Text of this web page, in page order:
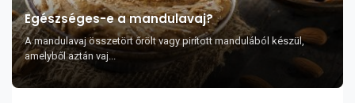
Egészséges-e a mandulavaj?
A mandulavaj összetört őrölt vagy pirított mandulából készül,
amelyből aztán vaj...